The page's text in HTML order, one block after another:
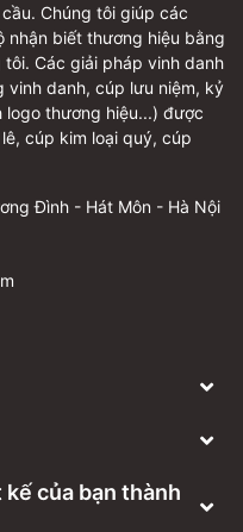
Chúng tôi giúp các
nhận biết thương hiệu bằng
Các giải pháp vinh danh
vinh danh, cúp lưu niệm, kỷ
logo thương hiệu...) được
cúp kim loại quý, cúp
Đình - Hát Môn - Hà Nội
của bạn thành